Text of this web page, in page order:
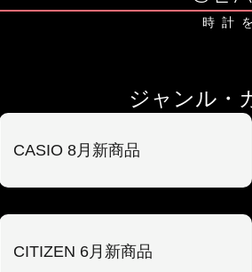
時計
ジャンル・
CASIO 8月新商品
CITIZEN 6月新商品